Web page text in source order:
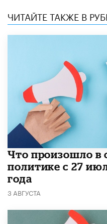
ЧИТАЙТЕ ТАКЖЕ В
​Что произошло в
политике с 27
года
3 АВГУСТА